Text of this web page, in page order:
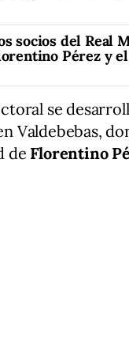
socios del Real
Pérez y
se
Valdebebas,
de Florentino